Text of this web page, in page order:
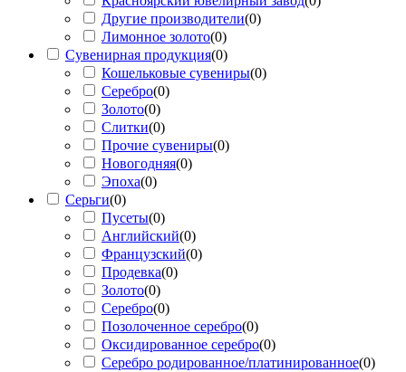
Другие производители(0)
Лимонное золото(0)
Сувенирная продукция(0)
Кошельковые сувениры(0)
Серебро(0)
Золото(0)
Слитки(0)
Прочие сувениры(0)
Новогодняя(0)
Эпоха(0)
Серьги(0)
Пусеты(0)
Английский(0)
Французский(0)
Продевка(0)
Золото(0)
Серебро(0)
Позолоченное серебро(0)
Оксидированное серебро(0)
Серебро родированное/платинированное(0)